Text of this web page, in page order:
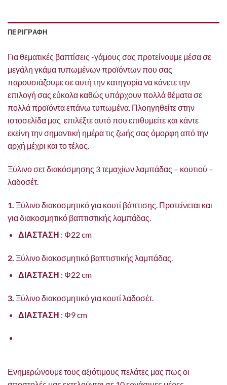
ΠΕΡΙΓΡΑΦΗ
Για θεματικές βαπτίσεις -γάμους σας προτείνουμε μέσα σε
μεγάλη γκάμα τυπωμένων προϊόντων που σας
παρουσιάζουμε σε αυτή την κατηγορία να κάνετε την
επιλογή σας εύκολα καθώς υπάρχουν πολλά θέματα σε
πολλά προϊόντα επάνω τυπωμένα. Πλοηγηθείτε στην
ιστοσελίδα μας επιλέξτε αυτό που επιθυμείτε και κάντε
εκείνη την σημαντική ημέρα τις ζωής σας όμορφη από την
αρχή μέχρι και το τέλος.
Ξύλινο σετ διακόσμησης 3 τεμαχίων λαμπάδας – κουτιού –
λαδοσέτ.
1. Ξύλινο διακοσμητικό για κουτί βάπτισης. Προτείνεται και
για διακοσμητικό βαπτιστικής λαμπάδας.
ΔΙΑΣΤΑΣΗ : Φ22 cm
2. Ξύλινο διακοσμητικό βαπτιστικής λαμπάδας.
ΔΙΑΣΤΑΣΗ : Φ22 cm
3. Ξύλινο διακοσμητικό για κουτί λαδοσέτ.
ΔΙΑΣΤΑΣΗ : Φ9 cm
Ενημερώνουμε τους αξιότιμους πελάτες μας πως οι